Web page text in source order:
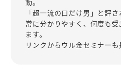
動。
「超一流の口だけ男」と評
常に分かりやすく、何度も
ます。
リンクからウル金セミナーも